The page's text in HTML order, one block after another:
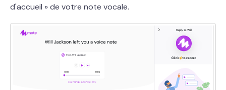
d'accueil » de votre note vocale.